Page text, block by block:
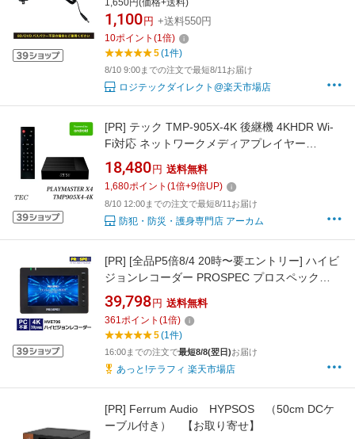
1,650円(価格+送料)
1,100 円 +送料550円
10ポイント (1倍)
5(1件)
8/10 9:00までの注文で最短8/11お届け
ロジテックダイレクト@楽天市場店
[PR] テック TMP-905X-4K 後継機 4KHDR Wi-
Fi対応 ネットワークメディアプレイヤー
AndroidプレーヤーPLAYMASTER X4
TMP905X4-4K
18,480 円 送料無料
1,680ポイント (1倍+9倍UP)
8/10 12:00までの注文で最短8/11お届け
防犯・防災・護身専門店 アーカム
[PR] [全品P5倍8/4 20時〜要エントリー] ハイビ
ジョンレコーダー PROSPEC プロスペック
HVE706
39,798 円 送料無料
361ポイント (1倍)
5(1件)
16:00までの注文で最短8/8(翌日)お届け
あっと!テラフィ 楽天市場店
[PR] Ferrum Audio HYPSOS （50cm DCケ
ーブル付き） 【お取り寄せ】